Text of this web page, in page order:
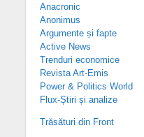
Anacronic
Anonimus
Argumente și fapte
Active News
Trenduri economice
Revista Art-Emis
Power & Politics World
Flux-Știri și analize
Trăsături din Front